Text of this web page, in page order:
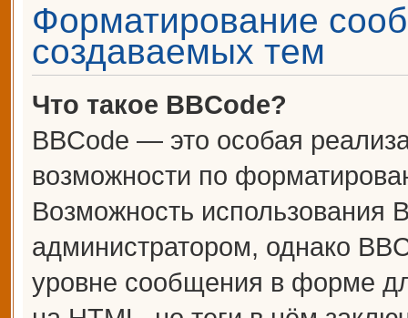
Форматирование
создаваемых тем
Что такое BBCode?
BBCode — это особая
возможности по
Возможность использования
администратором, однако
уровне сообщения в форме